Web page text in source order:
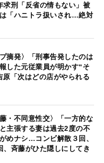
求刑「反省の情もない」被
「ハニトラ扱いされ…絶対
摘発〉「刑事告発したのは
した元従業員が明かす“そ
原「次はどの店がやられる
・不同意性交〉「一方的な
主張する妻は過去2度の不
めナシ…コンビ解散３回、
、斉藤がひた隠しにしてき